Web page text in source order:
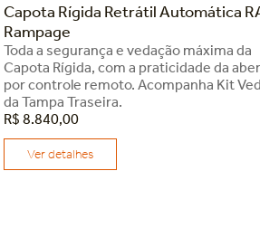
Capota Rígida Retrátil Automática
Rampage
Toda a segurança e vedação máxima da
Capota Rígida, com a praticidade da
por controle remoto. Acompanha Kit
da Tampa Traseira.
R$ 8.840,00
Ver detalhes